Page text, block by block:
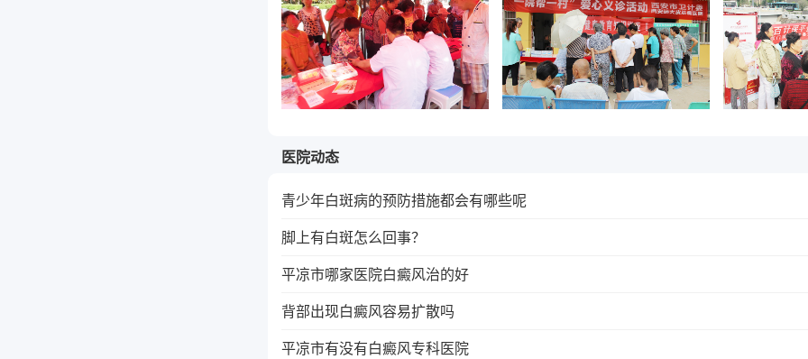
医院动态
青少年白斑病的预防措施都会有哪些呢
脚上有白斑怎么回事？
平凉市哪家医院白癜风治的好
背部出现白癜风容易扩散吗
平凉市有没有白癜风专科医院